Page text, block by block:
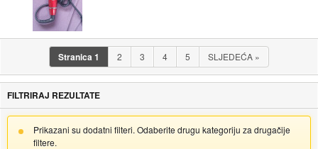
Stranica 1 2 3 4 5 SLJEDEĆA »
FILTRIRAJ REZULTATE
Prikazani su dodatni filteri. Odaberite drugu kategoriju za drugačije
filtere.